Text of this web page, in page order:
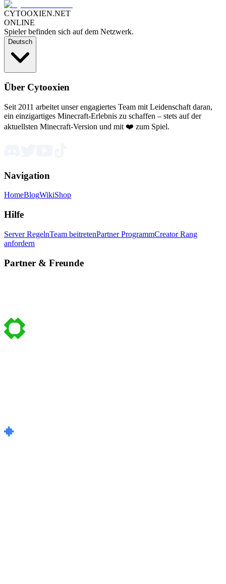
CYTOOXIEN.NET
ONLINE
Spieler befinden sich auf dem Netzwerk.
Deutsch
Über Cytooxien
Seit 2011 arbeitet unser engagiertes Team mit Leidenschaft daran,
ein einzigartiges Minecraft-Erlebnis zu schaffen – stets auf der
aktuellsten Minecraft-Version und mit ❤️ zum Spiel.
Navigation
HomeBlogWikiShop
Hilfe
Server RegelnTeam beitretenPartner ProgrammCreator Rang
anfordern
Partner & Freunde